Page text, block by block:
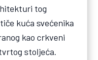
tog
kuća svećenika
kao crkveni
stoljeća.